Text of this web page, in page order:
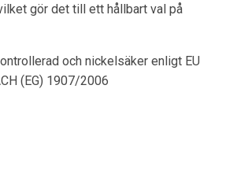
gör det till ett hållbart val på
och nickelsäker enligt EU
(EG) 1907/2006